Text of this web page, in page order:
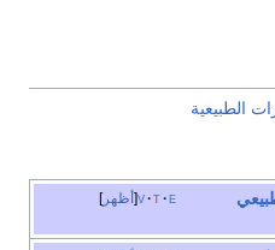
الطبيعية
أظهر v t e